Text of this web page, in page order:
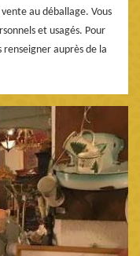
au déballage. Vous
et usagés. Pour
auprès de la